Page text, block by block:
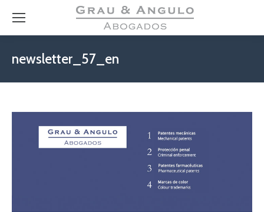
newsletter_57_en